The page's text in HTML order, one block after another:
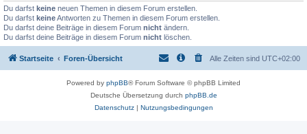
Du darfst keine neuen Themen in diesem Forum erstellen.
Du darfst keineAntworten zu Themen in diesem Forum erstellen.
Du darfst deine Beiträge in diesem Forum nicht ändern.
Du darfst deine Beiträge in diesem Forum nicht löschen.
Startseite Foren-Übersicht Alle Zeiten sind UTC+02:00
Powered by phpBB® Forum Software © phpBB Limited
Deutsche Übersetzung durch phpBB.de
Datenschutz| Nutzungsbedingungen